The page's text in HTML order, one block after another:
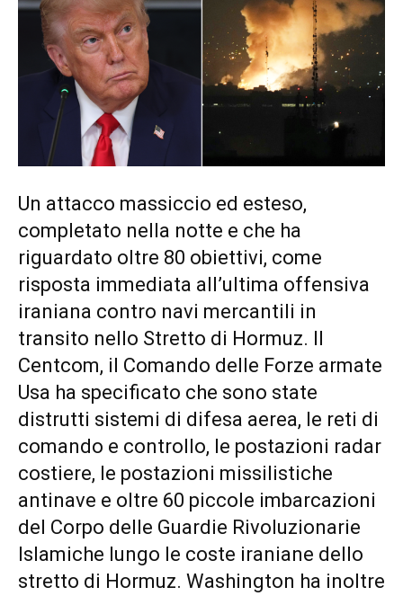
Un attacco massiccio ed esteso,
completato nella notte e che ha
riguardato oltre 80 obiettivi, come
risposta immediata all’ultima offensiva
iraniana contro navi mercantili in
transito nello Stretto di Hormuz. Il
Centcom, il Comando delle Forze armate
Usa ha specificato che sono state
distrutti sistemi di difesa aerea, le reti di
comando e controllo, le postazioni radar
costiere, le postazioni missilistiche
antinave e oltre 60 piccole imbarcazioni
del Corpo delle Guardie Rivoluzionarie
Islamiche lungo le coste iraniane dello
stretto di Hormuz. Washington ha inoltre